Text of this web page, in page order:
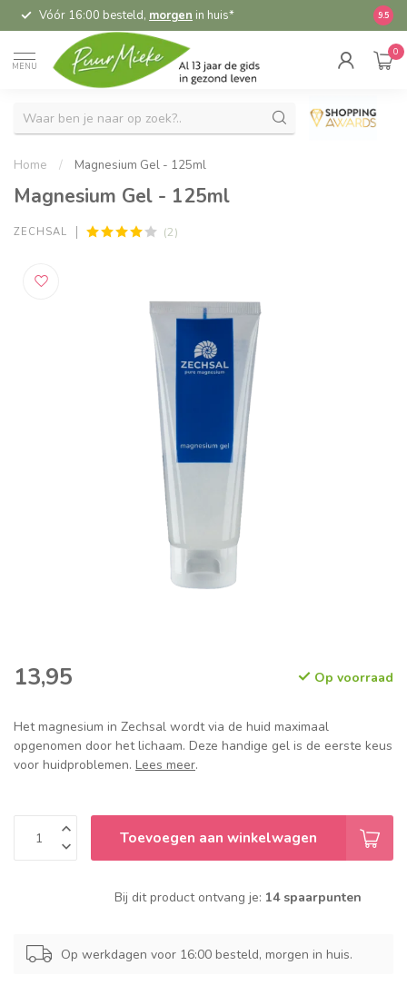
Vóór 16:00 besteld, morgen in huis* 9.5
MENU
0
Home / Magnesium Gel - 125ml
Magnesium Gel - 125ml
ZECHSAL (2)
13,95 Op voorraad
Het magnesium in Zechsal wordt via de huid maximaal
opgenomen door het lichaam. Deze handige gel is de eerste keus
voor huidproblemen. Lees meer.
Toevoegen aan winkelwagen
Bij dit product ontvang je: 14 spaarpunten
Op werkdagen voor 16:00 besteld, morgen in huis.